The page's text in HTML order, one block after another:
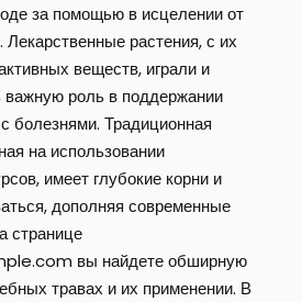
за помощью в исцелении от
Лекарственные растения, с их
веществ, играли и
важную роль в поддержании
болезнями. Традиционная
на использовании
имеет глубокие корни и
дополняя современные
странице
вы найдете обширную
травах и их применении. В